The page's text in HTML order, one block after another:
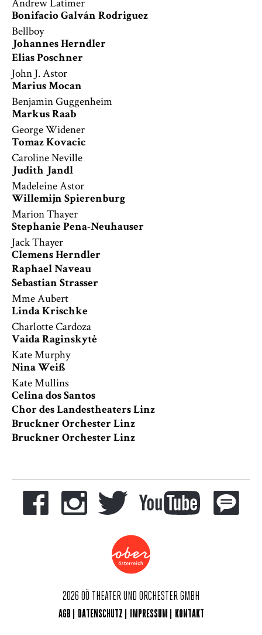
Bonifacio Galván Rodriguez
Bellboy
Johannes Herndler
Elias Poschner
John J. Astor
Marius Mocan
Benjamin Guggenheim
Markus Raab
George Widener
Tomaz Kovacic
Caroline Neville
Judith Jandl
Madeleine Astor
Willemijn Spierenburg
Marion Thayer
Stephanie Pena-Neuhauser
Jack Thayer
Clemens Herndler
Raphael Naveau
Sebastian Strasser
Mme Aubert
Linda Krischke
Charlotte Cardoza
Vaida Raginskytė
Kate Murphy
Nina Weiß
Kate Mullins
Celina dos Santos
Chor des Landestheaters Linz
Bruckner Orchester Linz
Bruckner Orchester Linz
2026 OÖ THEATER UND ORCHESTER GMBH
AGB DATENSCHUTZ IMPRESSUM KONTAKT